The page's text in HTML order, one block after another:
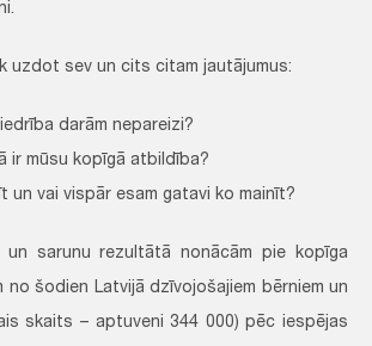
uzdot sev un cits citam jautājumus:
darām nepareizi?
ir mūsu kopīgā atbildība?
un vai vispār esam gatavi ko mainīt?
un sarunu rezultātā nonācām pie kopīga
no šodien Latvijā dzīvojošajiem bērniem un
skaits – aptuveni 344 000) pēc iespējas